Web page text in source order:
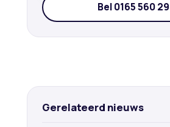
Bel 0165 560
Gerelateerd nieuws